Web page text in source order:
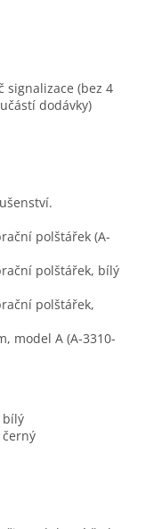
signalizace (bez 4
dodávky)
polštářek (A-
polštářek, bílý
polštářek,
model A (A-3310-
bílý